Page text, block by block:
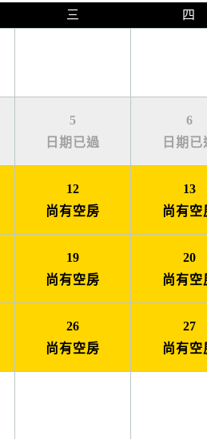
三 四
5
日期已過
6
日期已
12
尚有空房
13
尚有空
19
尚有空房
20
尚有空
26
尚有空房
27
尚有空